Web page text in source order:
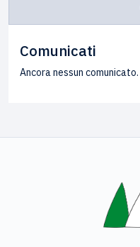
Comunicati
Ancora nessun comunicato.